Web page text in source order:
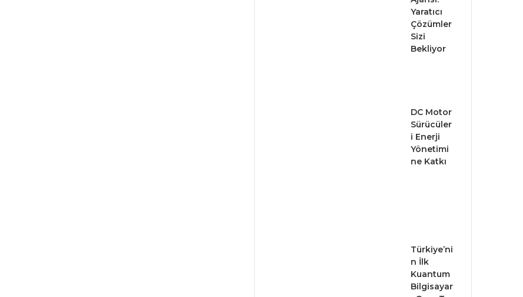
Yaratıcı
Çözümler
Sizi
Bekliyor
DC Motor
Sürücüler
i Enerji
Yönetimi
ne Katkı
Türkiye’ni
n İlk
Kuantum
Bilgisayar